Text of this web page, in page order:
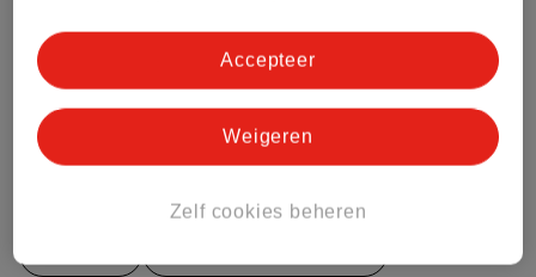
Bestel & Bezorginformatie
Zelf cookies beheren
Weigeren
Accepteer